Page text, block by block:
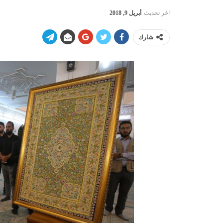
اخر تحديث أبريل 9, 2018
شارك